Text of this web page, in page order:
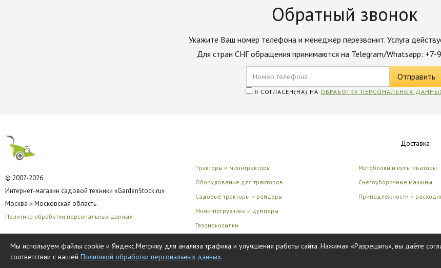
Обратный звонок
Укажите Ваш номер телефона и менеджер перезвонит. Услуга
Для стран СНГ обращения принимаются на Telegram/Whatsapp:
Я СОГЛАСЕН(НА) НА ОБРАБОТКУ ПЕРСОНАЛЬНЫХ
© 2007-2026
Интернет-магазин садовой техники «GardenStock.ru»
Москва и Московская область
Политика обработки персональных данных
Доставка
Тракторы и минитракторы
Оборудование для тракторов
Садовые тракторы и райдеры
Мини-погрузчики и думперы
Газонокосилки
Мотоблоки и культиваторы
Снегоуборочные машины
Принадлежности и
Мы используем файлы cookie и Яндекс.Метрику для анализа трафика и улучшения работы сайта. Нажимая «Разрешить», вы даёте
соответствии с нашей Политикой обработки персональных данных.